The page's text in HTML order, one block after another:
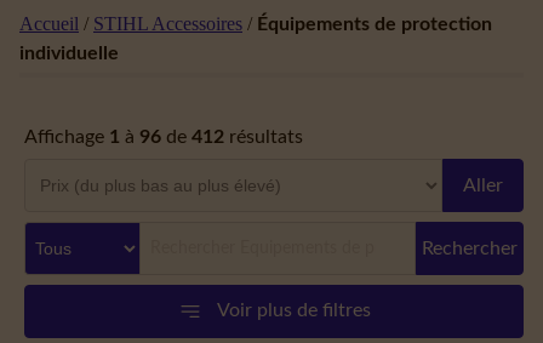
Accueil / STIHL Accessoires / Équipements de protection
individuelle
Affichage 1 à 96 de 412 résultats
Aller
Rechercher
Voir plus de filtres